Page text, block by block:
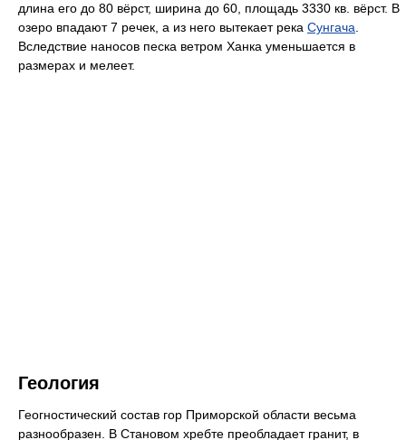
длина его до 80 вёрст, ширина до 60, площадь 3330 кв. вёрст. В
озеро впадают 7 речек, а из него вытекает река Сунгача.
Вследствие наносов песка ветром Ханка уменьшается в
размерах и мелеет.
Геология
Геогностический состав гор Приморской области весьма
разнообразен. В Становом хребте преобладает гранит, в